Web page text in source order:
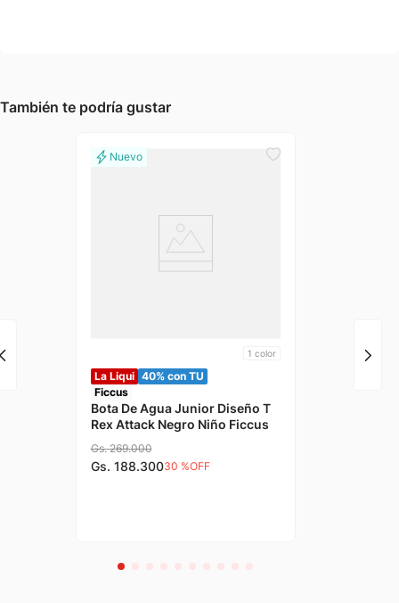
También te podría gustar
1 color
La Liqui 40% con TU
Ficcus
Bota De Agua Junior Diseño T
Rex Attack Negro Niño Ficcus
Gs. 269.000
Gs. 188.30030 %OFF